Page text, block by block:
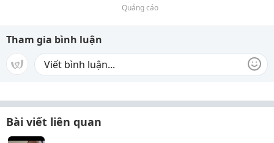
Quảng cáo
Tham gia bình luận
Bài viết liên quan